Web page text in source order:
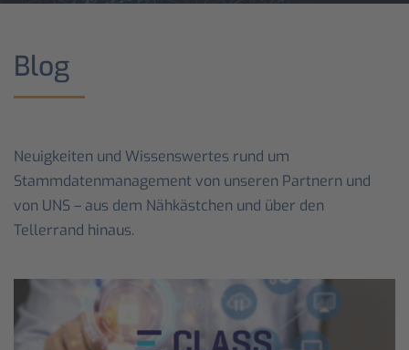
Blog
Neuigkeiten und Wissenswertes rund um
Stammdatenmanagement von unseren Partnern und
von UNS – aus dem Nähkästchen und über den
Tellerrand hinaus.